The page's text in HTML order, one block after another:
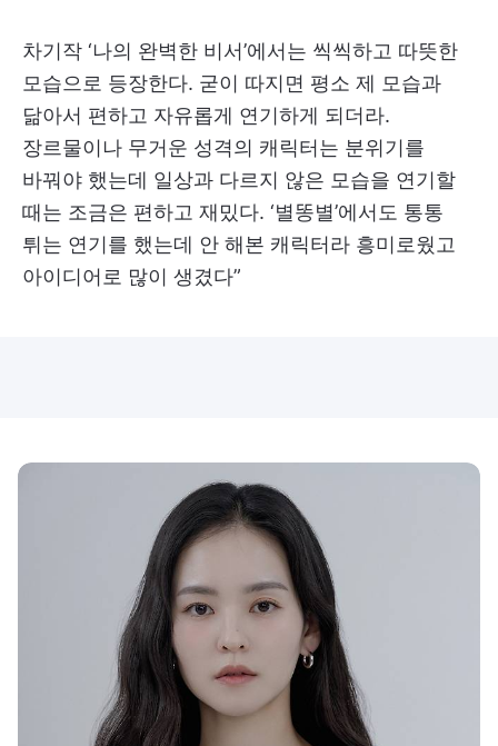
차기작 ‘나의 완벽한 비서’에서는 씩씩하고 따뜻한
모습으로 등장한다. 굳이 따지면 평소 제 모습과
닮아서 편하고 자유롭게 연기하게 되더라.
장르물이나 무거운 성격의 캐릭터는 분위기를
바꿔야 했는데 일상과 다르지 않은 모습을 연기할
때는 조금은 편하고 재밌다. ‘별똥별’에서도 통통
튀는 연기를 했는데 안 해본 캐릭터라 흥미로웠고
아이디어로 많이 생겼다”